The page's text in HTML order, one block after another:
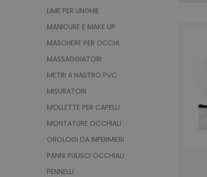
LIME PER UNGHIE
MANICURE E MAKE UP
MASCHERE PER OCCHI
MASSAGGIATORI
METRI A NASTRO PVC
MISURATORI
MOLLETTE PER CAPELLI
MONTATURE OCCHIALI
OROLOGI DA INFERMIERI
PANNI PULISCI OCCHIALI
PENNELLI